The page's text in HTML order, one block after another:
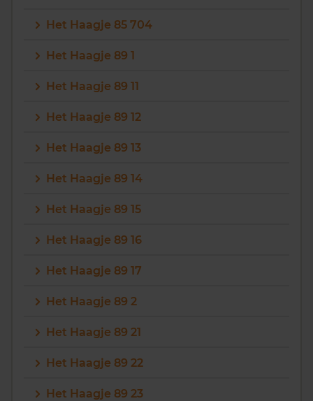
Het Haagje 85 704
Het Haagje 89 1
Het Haagje 89 11
Het Haagje 89 12
Het Haagje 89 13
Het Haagje 89 14
Het Haagje 89 15
Het Haagje 89 16
Het Haagje 89 17
Het Haagje 89 2
Het Haagje 89 21
Het Haagje 89 22
Het Haagje 89 23